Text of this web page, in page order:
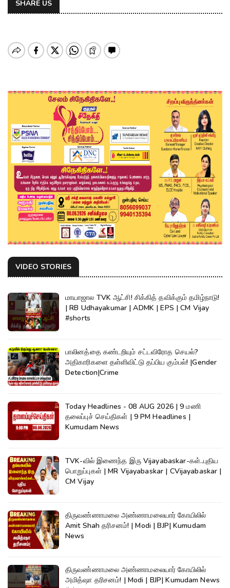
SHARE US
VIDEO STORIES
மாயாஜால TVK ஆட்சி! சிக்கித் தவிக்கும் தமிழ்நாடு!
| RB Udhayakumar | ADMK | EPS | CM Vijay
#shorts
பாலினத்தை கண்டறியும் சட்டவிரோத செயல்?
அதிகாரிகளை தள்ளிவிட்டு தப்பிய கும்பல்! |Gender
Detection|Crime
Today Headlines - 08 AUG 2026 | 9 மணி
தலைப்புச் செய்திகள் | 9 PM Headlines |
Kumudam News
TVK-வில் இணைந்த இரு Vijayabaskar-கள்..புதிய
பொறுப்புகள் | MR Vijayabaskar | CVijayabaskar |
CM Vijay
திருவண்ணாமலை அண்ணாமலையார் கோயிலில்
Amit Shah தரிசனம்! | Modi | BJP| Kumudam
News
திருவண்ணாமலை அண்ணாமலையார் கோயிலில்
அமித்ஷா தரிசனம்! | Modi | BJP| Kumudam News